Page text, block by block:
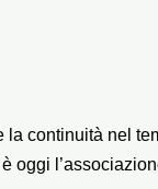
continuità nel
oggi